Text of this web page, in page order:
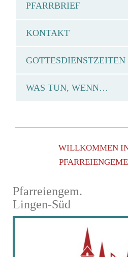
PFARRBRIEF
KONTAKT
GOTTESDIENSTZEITEN
WAS TUN, WENN…
WILLKOMMEN
Pfarreiengem.
Lingen-Süd